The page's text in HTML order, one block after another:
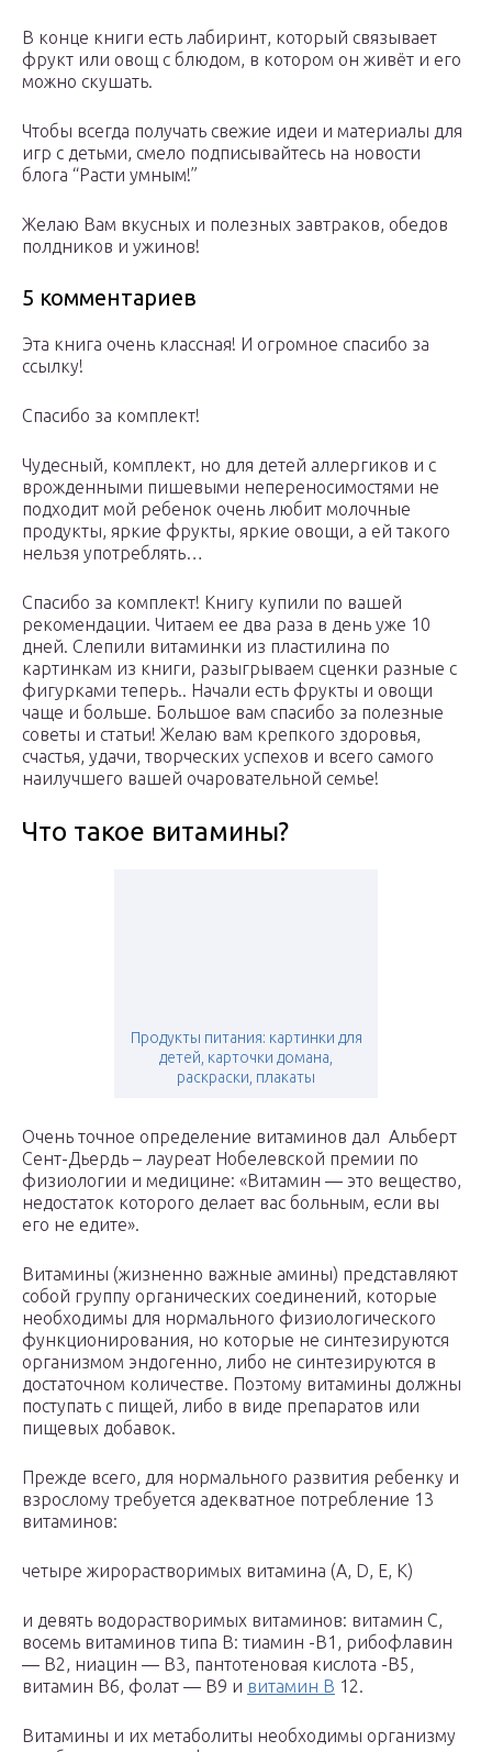
В конце книги есть лабиринт, который связывает
фрукт или овощ с блюдом, в котором он живёт и его
можно скушать.
Чтобы всегда получать свежие идеи и материалы для
игр с детьми, смело подписывайтесь на новости
блога “Расти умным!”
Желаю Вам вкусных и полезных завтраков, обедов
полдников и ужинов!
5 комментариев
Эта книга очень классная! И огромное спасибо за
ссылку!
Спасибо за комплект!
Чудесный, комплект, но для детей аллергиков и с
врожденными пишевыми непереносимостями не
подходит мой ребенок очень любит молочные
продукты, яркие фрукты, яркие овощи, а ей такого
нельзя употреблять…
Спасибо за комплект! Книгу купили по вашей
рекомендации. Читаем ее два раза в день уже 10
дней. Слепили витаминки из пластилина по
картинкам из книги, разыгрываем сценки разные с
фигурками теперь.. Начали есть фрукты и овощи
чаще и больше. Большое вам спасибо за полезные
советы и статьи! Желаю вам крепкого здоровья,
счастья, удачи, творческих успехов и всего самого
наилучшего вашей очаровательной семье!
Что такое витамины?
Продукты питания: картинки для
детей, карточки домана,
раскраски, плакаты
Очень точное определение витаминов дал Альберт
Сент-Дьердь – лауреат Нобелевской премии по
физиологии и медицине: «Витамин — это вещество,
недостаток которого делает вас больным, если вы
его не едите».
Витамины (жизненно важные амины) представляют
собой группу органических соединений, которые
необходимы для нормального физиологического
функционирования, но которые не синтезируются
организмом эндогенно, либо не синтезируются в
достаточном количестве. Поэтому витамины должны
поступать с пищей, либо в виде препаратов или
пищевых добавок.
Прежде всего, для нормального развития ребенку и
взрослому требуется адекватное потребление 13
витаминов:
четыре жирорастворимых витамина (A, D, E, K)
и девять водорастворимых витаминов: витамин C,
восемь витаминов типа B: тиамин -B1, рибофлавин
— B2, ниацин — B3, пантотеновая кислота -B5,
витамин B6, фолат — B9 и витамин B 12.
Витамины и их метаболиты необходимы организму